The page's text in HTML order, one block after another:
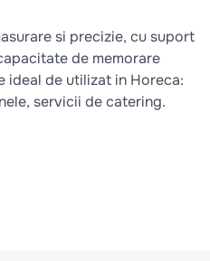
si precizie, cu suport
de memorare
ideal de utilizat in Horeca:
servicii de catering.